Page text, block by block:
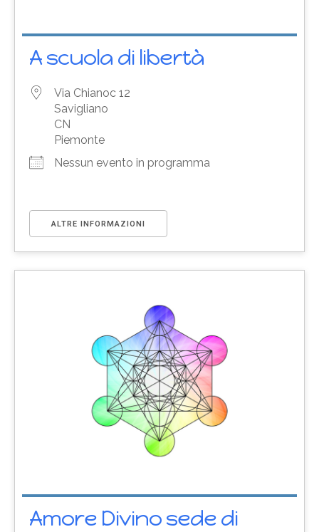
A scuola di libertà
Via Chianoc 12
Savigliano
CN
Piemonte
Nessun evento in programma
ALTRE INFORMAZIONI
Amore Divino sede di